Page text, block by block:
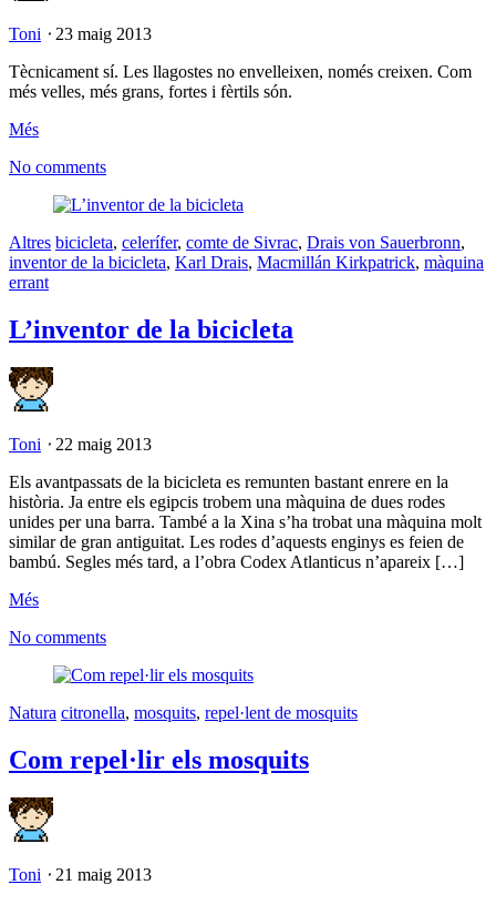
Toni ⋅ 23 maig 2013
Tècnicament sí. Les llagostes no envelleixen, només creixen. Com
més velles, més grans, fortes i fèrtils són.
Més
No comments
Altres bicicleta, celerífer, comte de Sivrac, Drais von Sauerbronn,
inventor de la bicicleta, Karl Drais, Macmillán Kirkpatrick, màquina
errant
L’inventor de la bicicleta
Toni ⋅ 22 maig 2013
Els avantpassats de la bicicleta es remunten bastant enrere en la
història. Ja entre els egipcis trobem una màquina de dues rodes
unides per una barra. També a la Xina s’ha trobat una màquina molt
similar de gran antiguitat. Les rodes d’aquests enginys es feien de
bambú. Segles més tard, a l’obra Codex Atlanticus n’apareix […]
Més
No comments
Natura citronella, mosquits, repel·lent de mosquits
Com repel·lir els mosquits
Toni ⋅ 21 maig 2013